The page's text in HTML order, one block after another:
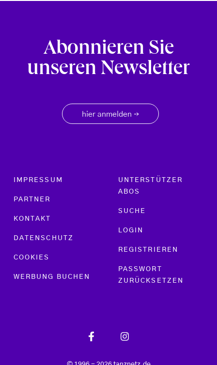
Abonnieren Sie
unseren Newsletter
hier anmelden →
Footer menu
IMPRESSUM
PARTNER
KONTAKT
DATENSCHUTZ
COOKIES
WERBUNG BUCHEN
UNTERSTÜTZER
ABOS
SUCHE
LOGIN
REGISTRIEREN
PASSWORT
ZURÜCKSETZEN